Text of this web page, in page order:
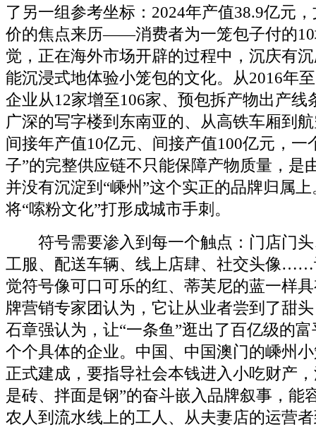
了另一组参考坐标：2024年产值38.9亿元
价的焦点来历——消费者为一笼包子付的
觉，正在海外市场开辟的过程中，沉庆有
能沉浸式地体验小笼包的文化。从2016年
企业从12家增至106家、预包拆产物出产线
广深的写字楼到东南亚的、从高铁车厢到
间接年产值10亿元、间接产值100亿元，一
子”的完整供应链不只能保障产物质量，是
并没有沉淀到“嵊州”这个实正的品牌归属
将“嗦粉文化”打形成城市手刺。
符号需要渗入到每一个触点：门店门头
工服、配送车辆、线上店肆、社交头像……
觉符号像可口可乐的红、蒂芙尼的蓝一样
牌营销专家团认为，它让从业者尝到了甜
石章强认为，让“一条鱼”逛出了百亿级的
个个具体的企业。中国、中国澳门的嵊州
正式建成，要指导社会本钱进入小吃财产
是砖、拌面是钢”的奋斗嵌入品牌叙事，能
农人到流水线上的工人、从夫妻店的运营